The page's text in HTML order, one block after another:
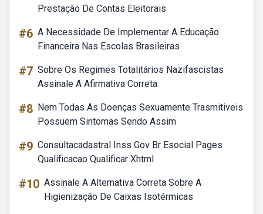
Prestação De Contas Eleitorais
#6 A Necessidade De Implementar A Educação
Financeira Nas Escolas Brasileiras
#7 Sobre Os Regimes Totalitários Nazifascistas
Assinale A Afirmativa Correta
#8 Nem Todas As Doenças Sexuamente Trasmitiveis
Possuem Sintomas Sendo Assim
#9 Consultacadastral Inss Gov Br Esocial Pages
Qualificacao Qualificar Xhtml
#10 Assinale A Alternativa Correta Sobre A
Higienização De Caixas Isotérmicas